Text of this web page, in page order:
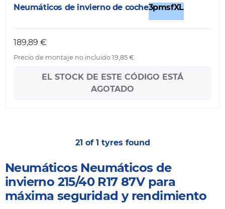
Neumáticos de invierno de coche3pmsfXL
189,89 €
Precio de montaje no incluido 19,85 €
EL STOCK DE ESTE CÓDIGO ESTÁ
AGOTADO
21 of 1 tyres found
Neumáticos Neumáticos de
invierno 215/40 R17 87V para
máxima seguridad y rendimiento